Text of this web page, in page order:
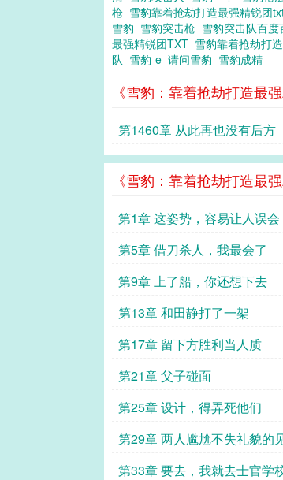
枪 雪豹靠着抢劫打造最强精锐团
雪豹 雪豹突击枪 雪豹突击队百度
最强精锐团TXT 雪豹靠着抢劫打
队 雪豹-e 请问雪豹 雪豹成精
《雪豹：靠着抢劫打造最
第1460章 从此再也没有后方
《雪豹：靠着抢劫打造最
第1章 这姿势，容易让人误会
第5章 借刀杀人，我最会了
第9章 上了船，你还想下去
第13章 和田静打了一架
第17章 留下方胜利当人质
第21章 父子碰面
第25章 设计，得弄死他们
第29章 两人尴尬不失礼貌的
第33章 要去，我就去士官学